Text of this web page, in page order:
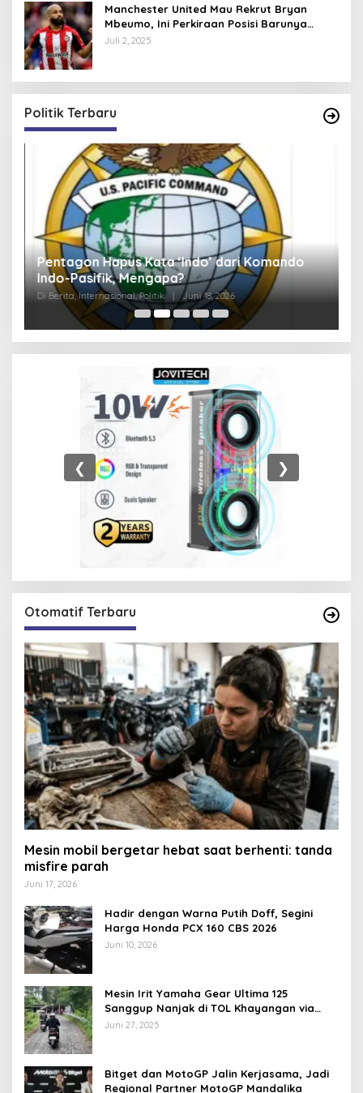
Manchester United Mau Rekrut Bryan
Mbeumo, Ini Perkiraan Posisi Barunya
dalam Skema Ruben Amorim
Juli 2, 2025
Politik Terbaru
Pentagon Hapus Kata ‘Indo’ dari Komando
Indo-Pasifik, Mengapa?
Di Berita, Internasional, Politik Juni 18, 2026
❮ ❯
Otomatif Terbaru
Mesin mobil bergetar hebat saat berhenti: tanda
misfire parah
Juni 17, 2026
Hadir dengan Warna Putih Doff, Segini
Harga Honda PCX 160 CBS 2026
Juni 10, 2026
Mesin Irit Yamaha Gear Ultima 125
Sanggup Nanjak di TOL Khayangan via
Krakalan?
Juni 27, 2025
Bitget dan MotoGP Jalin Kerjasama, Jadi
Regional Partner MotoGP Mandalika